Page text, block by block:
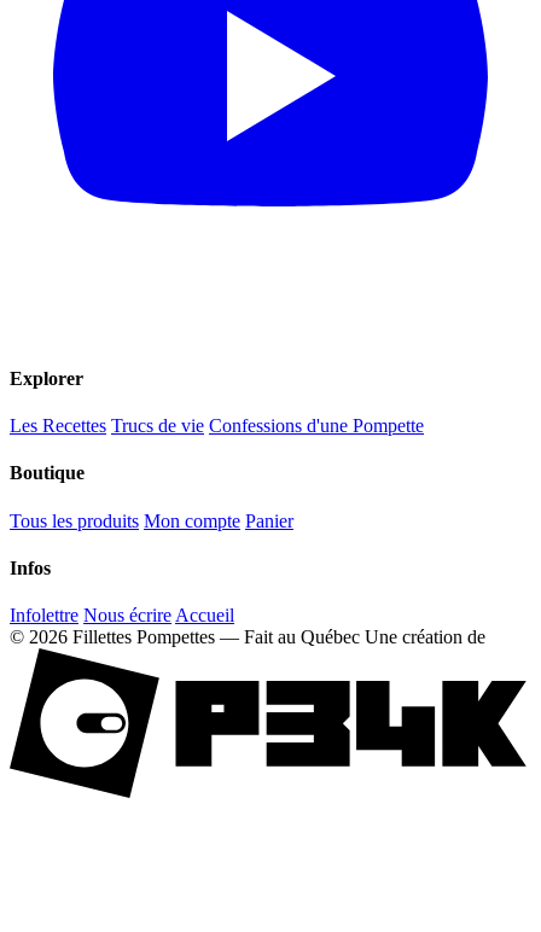
Explorer
Les Recettes Trucs de vie Confessions d'une Pompette
Boutique
Tous les produits Mon compte Panier
Infos
Infolettre Nous écrire Accueil
© 2026 Fillettes Pompettes — Fait au Québec Une création de